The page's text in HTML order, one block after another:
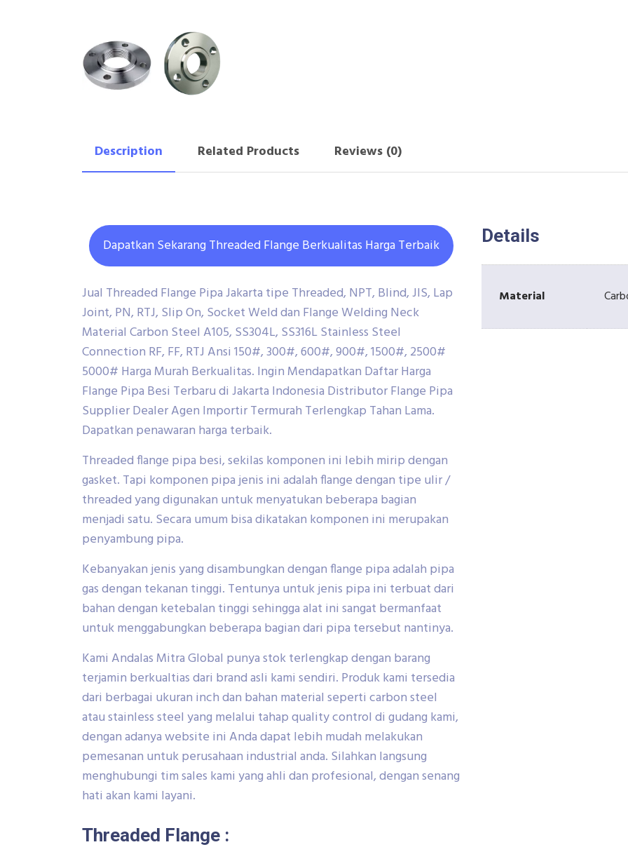
Description Related Products Reviews (0)
Dapatkan Sekarang Threaded Flange Berkualitas Harga Terbaik
Jual Threaded Flange Pipa Jakarta tipe Threaded, NPT, Blind, JIS, Lap
Joint, PN, RTJ, Slip On, Socket Weld dan Flange Welding Neck
Material Carbon Steel A105, SS304L, SS316L Stainless Steel
Connection RF, FF, RTJ Ansi 150#, 300#, 600#, 900#, 1500#, 2500#
5000# Harga Murah Berkualitas. Ingin Mendapatkan Daftar Harga
Flange Pipa Besi Terbaru di Jakarta Indonesia Distributor Flange Pipa
Supplier Dealer Agen Importir Termurah Terlengkap Tahan Lama.
Dapatkan penawaran harga terbaik.
Threaded flange pipa besi, sekilas komponen ini lebih mirip dengan
gasket. Tapi komponen pipa jenis ini adalah flange dengan tipe ulir /
threaded yang digunakan untuk menyatukan beberapa bagian
menjadi satu. Secara umum bisa dikatakan komponen ini merupakan
penyambung pipa.
Kebanyakan jenis yang disambungkan dengan flange pipa adalah pipa
gas dengan tekanan tinggi. Tentunya untuk jenis pipa ini terbuat dari
bahan dengan ketebalan tinggi sehingga alat ini sangat bermanfaat
untuk menggabungkan beberapa bagian dari pipa tersebut nantinya.
Kami Andalas Mitra Global punya stok terlengkap dengan barang
terjamin berkualtias dari brand asli kami sendiri. Produk kami tersedia
dari berbagai ukuran inch dan bahan material seperti carbon steel
atau stainless steel yang melalui tahap quality control di gudang kami,
dengan adanya website ini Anda dapat lebih mudah melakukan
pemesanan untuk perusahaan industrial anda. Silahkan langsung
menghubungi tim sales kami yang ahli dan profesional, dengan senang
hati akan kami layani.
Threaded Flange :
Details
Material